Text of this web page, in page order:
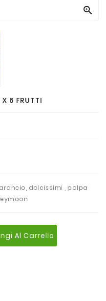

X 6 FRUTTI
dolcissimi , polpa
Al Carrello